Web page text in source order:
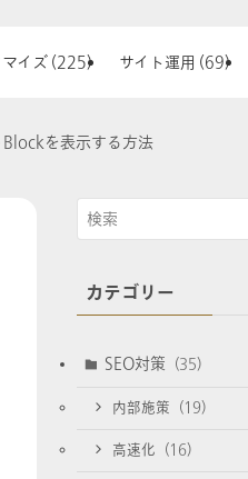
マイズ (225) サイト運用 (69)
を表示する方法
カテゴリー
SEO対策 (35)
内部施策 (19)
高速化 (16)